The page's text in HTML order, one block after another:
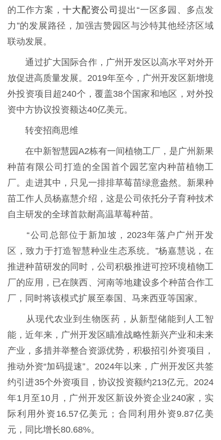
的工作方案，十大配资公司 提出“一区多园、多点发
力”的发展路径，加强吉赞园区与沙特其他经济区域
联动发展。
通过扩大国际合作，广州开发区以高水平对外开
放促进高质量发展。2019年至今，广州开发区新增境
外投资项目超240个，覆盖38个国家和地区，对外投
资中方协议投资额达40亿美元。
转变招商思维
在中新智慧园A2栋有一间植物工厂，是广州新果
种苗有限公司打造的全国首个园艺室内种苗植物工
厂。走进其中，只见一排排草莓苗绿意盎然。新果种
苗工作人员杨嘉慧介绍，这是公司依托分子育种技术
自主研发的全球首款耐高温草莓种苗。
“公司总部位于新加坡，2023年落户广州开发
区，致力于打造智慧种业生态系统。”杨嘉慧说，在
推进种苗研发的同时，公司积极推进可控环境植物工
厂的应用，已在陕西、河南等地建设多个种苗合作工
厂，同时将该模式扩展至泰国、马来西亚等国家。
从现代农业到生物医药，从新型储能到人工智
能，近年来，广州开发区瞄准战略性新兴产业和未来
产业，多措并举整合资源优势，积极招引外资项目，
推动外资“加码提速”。2024年以来，广州开发区共签
约引进35个外资项目，协议投资额约213亿元。2024
年1月至10月，广州开发区新设外资企业240家，实
际利用外资16.57亿美元；合同利用外资9.87亿美
元，同比增长80.68%。